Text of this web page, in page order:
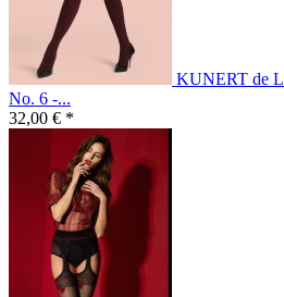
KUNERT de
No. 6 -...
32,00 € *